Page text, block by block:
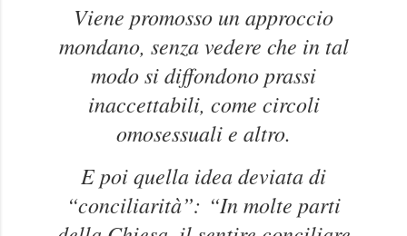
Viene promosso un approccio
mondano, senza vedere che in tal
modo si diffondono prassi
inaccettabili, come circoli
omosessuali e altro.
E poi quella idea deviata di
“conciliarità”: “In molte parti